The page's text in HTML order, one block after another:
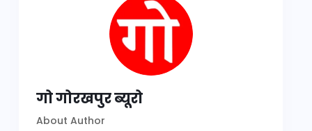
गो गोरखपुर ब्यूरो
About Author